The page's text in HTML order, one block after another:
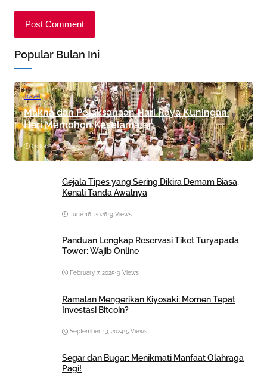
Popular Bulan Ini
Travel
Makna dan Pelaksanaan Hari Raya Kuningan:
Hari Memohon Keselamatan
October 8, 2024•9 Views
Gejala Tipes yang Sering Dikira Demam Biasa,
Kenali Tanda Awalnya
June 16, 2026•9 Views
Panduan Lengkap Reservasi Tiket Turyapada
Tower: Wajib Online
February 7, 2025•9 Views
Ramalan Mengerikan Kiyosaki: Momen Tepat
Investasi Bitcoin?
September 13, 2024•5 Views
Segar dan Bugar: Menikmati Manfaat Olahraga
Pagi!